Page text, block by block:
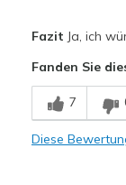
Durable
Stylish
Fazit Ja, ich
Fanden Sie
7
Diese